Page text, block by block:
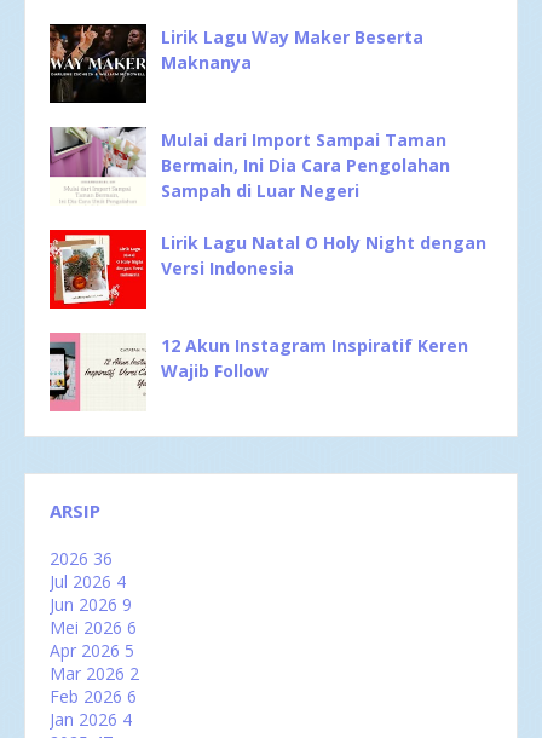
Lirik Lagu Way Maker Beserta
Maknanya
Mulai dari Import Sampai Taman
Bermain, Ini Dia Cara Pengolahan
Sampah di Luar Negeri
Lirik Lagu Natal O Holy Night dengan
Versi Indonesia
12 Akun Instagram Inspiratif Keren
Wajib Follow
ARSIP
2026 36
Jul 2026 4
Jun 2026 9
Mei 2026 6
Apr 2026 5
Mar 2026 2
Feb 2026 6
Jan 2026 4